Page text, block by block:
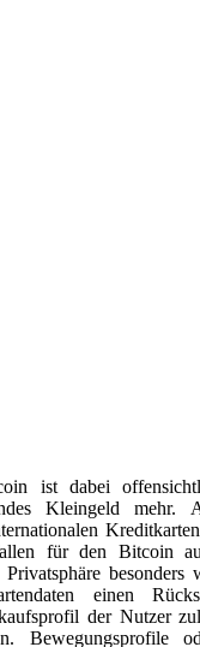
ist dabei
Kleingeld mehr.
für den Bitcoin
einen
der Nutzer
Bewegungsprofile